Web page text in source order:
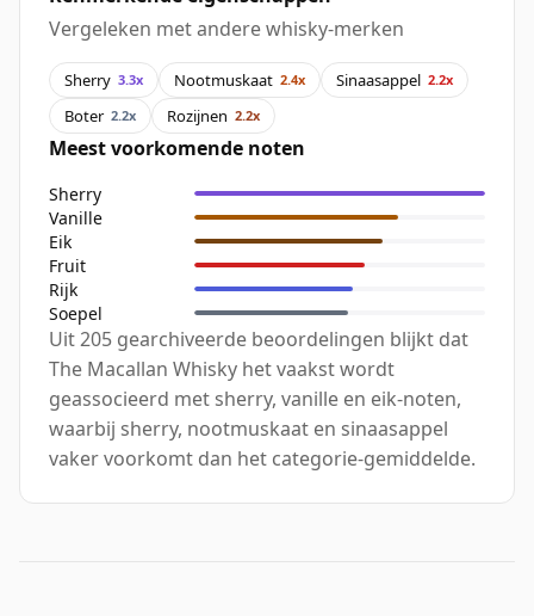
Vergeleken met andere whisky-merken
Sherry 3.3x Nootmuskaat 2.4x Sinaasappel 2.2x
Boter 2.2x Rozijnen 2.2x
Meest voorkomende noten
Sherry
Vanille
Eik
Fruit
Rijk
Soepel
Uit 205 gearchiveerde beoordelingen blijkt dat
The Macallan Whisky het vaakst wordt
geassocieerd met sherry, vanille en eik-noten,
waarbij sherry, nootmuskaat en sinaasappel
vaker voorkomt dan het categorie-gemiddelde.